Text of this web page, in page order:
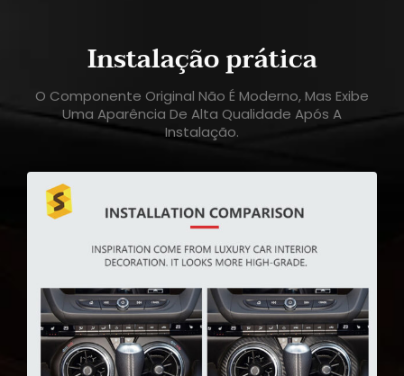
Instalação prática
O Componente Original Não É Moderno, Mas Exibe
Uma Aparência De Alta Qualidade Após A
Instalação.